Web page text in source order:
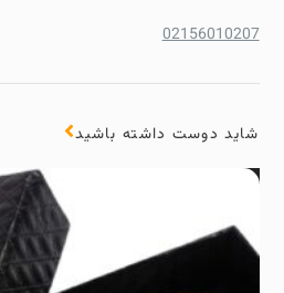
02156010207
شاید دوست داشته باشید